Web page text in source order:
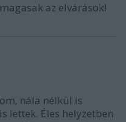
az elvárások!
nála nélkül is
lettek. Éles helyzetben